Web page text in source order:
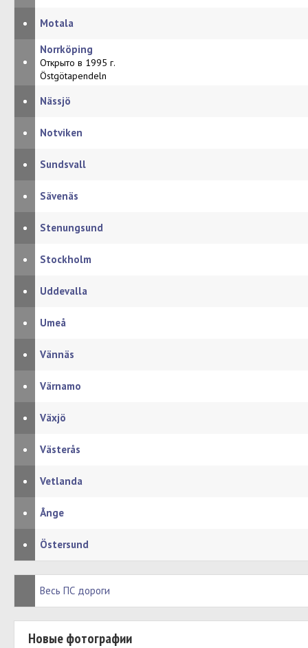
• Motala
•
Norrköping
Открыто в 1995 г.
Östgötapendeln
• Nässjö
• Notviken
• Sundsvall
• Sävenäs
• Stenungsund
• Stockholm
• Uddevalla
• Umeå
• Vännäs
• Värnamo
• Växjö
• Västerås
• Vetlanda
• Ånge
• Östersund
Весь ПС дороги
Новые фотографии